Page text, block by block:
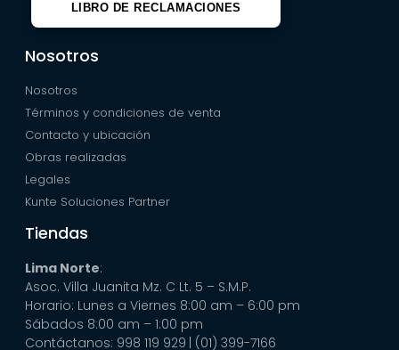
LIBRO DE RECLAMACIONES
Nosotros
Nosotros
Términos y condiciones de venta
Contacto y ubicación
Obras realizadas
Legales
Kunte Soluciones Partner
Tiendas
Lima Norte:
Asoc. Villa Juanita Mz. C Lt. 5 – S.M.P.
Horario: Lunes a Viernes 8:00 am – 6:00 pm
Sábados 8:00 am – 1:00 pm
Contáctanos: 998 119 929 | (01) 399-7166